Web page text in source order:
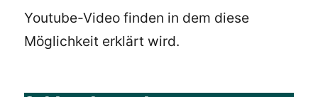
Youtube-Video finden in dem diese
Möglichkeit erklärt wird.